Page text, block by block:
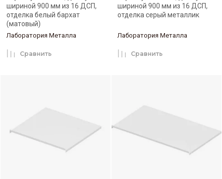
шириной 900 мм из 16 ДСП,
отделка белый бархат
(матовый)
Лаборатория Металла
Сравнить
шириной 900 мм из 16 ДСП,
отделка серый металлик
Лаборатория Металла
Сравнить